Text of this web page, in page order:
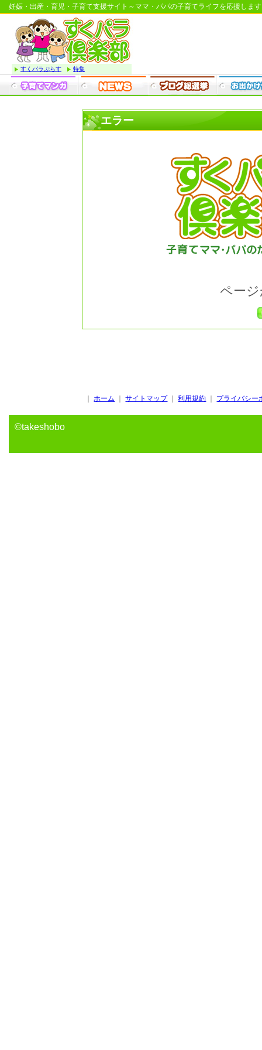
妊娠・出産・育児・子育て支援サイト～ママ・パパの子育てライフを応援しま
すくパラぷらす 特集
エラー
ペー
｜ホーム ｜サイトマップ ｜利用規約 プライバシー
©takeshobo